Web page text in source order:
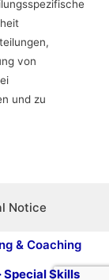
von
und zu
Notice
& Coaching
Special Skills